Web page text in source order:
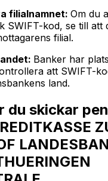
filialnamnet: Om du
SWIFT-kod, se till att
filial.
Banker har
att SWIFT-
land.
du skickar